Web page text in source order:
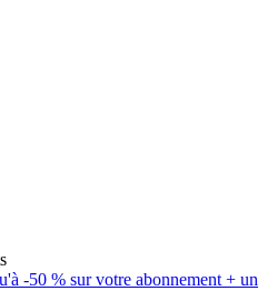
-50 % sur votre abonnement + un